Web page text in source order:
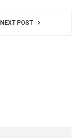
NEXT POST